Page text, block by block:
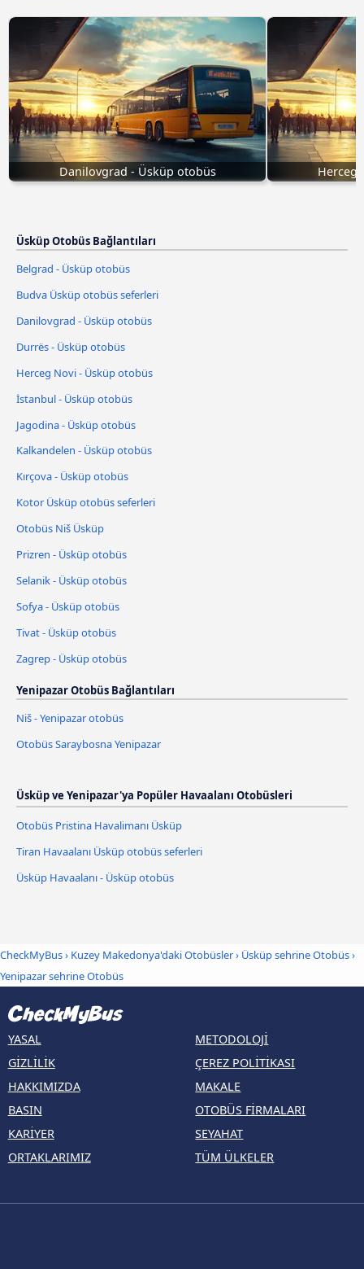
Danilovgrad - Üsküp otobüs Herceg
Üsküp Otobüs Bağlantıları
Belgrad - Üsküp otobüs
Budva Üsküp otobüs seferleri
Danilovgrad - Üsküp otobüs
Durrës - Üsküp otobüs
Herceg Novi - Üsküp otobüs
İstanbul - Üsküp otobüs
Jagodina - Üsküp otobüs
Kalkandelen - Üsküp otobüs
Kırçova - Üsküp otobüs
Kotor Üsküp otobüs seferleri
Otobüs Niš Üsküp
Prizren - Üsküp otobüs
Selanik - Üsküp otobüs
Sofya - Üsküp otobüs
Tivat - Üsküp otobüs
Zagrep - Üsküp otobüs
Yenipazar Otobüs Bağlantıları
Niš - Yenipazar otobüs
Otobüs Saraybosna Yenipazar
Üsküp ve Yenipazar'ya Popüler Havaalanı Otobüsleri
Otobüs Pristina Havalimanı Üsküp
Tiran Havaalanı Üsküp otobüs seferleri
Üsküp Havaalanı - Üsküp otobüs
CheckMyBus› Kuzey Makedonya'daki Otobüsler› Üsküp sehrine Otobüs›
Yenipazar sehrine Otobüs
YASAL
GIZLILIK
HAKKIMIZDA
BASIN
KARIYER
ORTAKLARIMIZ
METODOLOJI
ÇEREZ POLITIKASI
MAKALE
OTOBÜS FIRMALARI
SEYAHAT
TÜM ÜLKELER